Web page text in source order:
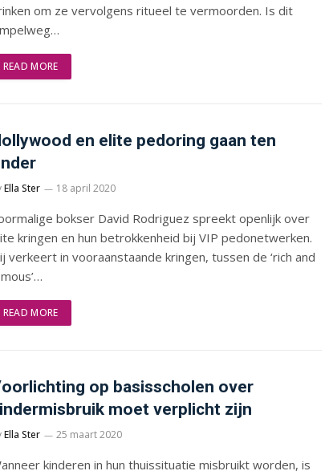
om ze vervolgens ritueel te vermoorden. Is dit
READ MORE
en elite pedoring gaan ten
Ella Ster 18 april 2020
bokser David Rodriguez spreekt openlijk over
kringen en hun betrokkenheid bij VIP pedonetwerken.
verkeert in vooraanstaande kringen, tussen de ‘rich and
READ MORE
op basisscholen over
moet verplicht zijn
Ella Ster 25 maart 2020
kinderen in hun thuissituatie misbruikt worden, is